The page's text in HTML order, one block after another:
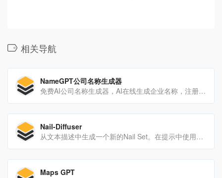
相关导航
NameGPT公司名称生成器
免费AI公司名称生成器，AI在线生成企业名称，注册公司名称起名大全。
Nail-Diffuser
从文本描述中生成一个新的Nail Set。在提示中使用标记{Nail Set}来达到效果。
Maps GPT